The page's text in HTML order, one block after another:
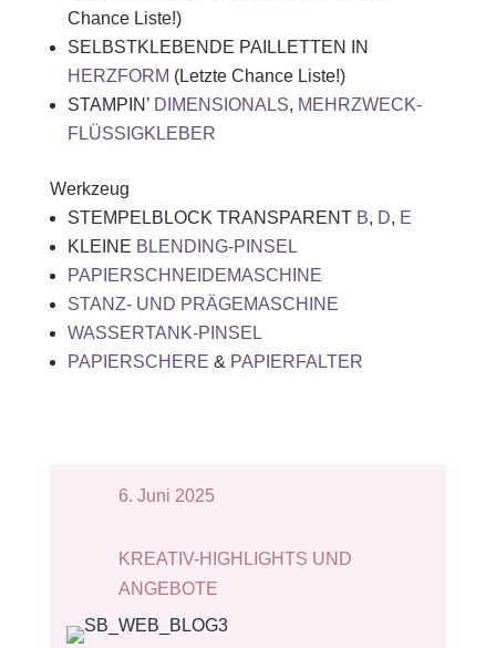
Chance Liste!)
SELBSTKLEBENDE PAILLETTEN IN
HERZFORM (Letzte Chance Liste!)
STAMPIN’ DIMENSIONALS, MEHRZWECK-
FLÜSSIGKLEBER
Werkzeug
STEMPELBLOCK TRANSPARENT B, D, E
KLEINE BLENDING-PINSEL
PAPIERSCHNEIDEMASCHINE
STANZ- UND PRÄGEMASCHINE
WASSERTANK-PINSEL
PAPIERSCHERE & PAPIERFALTER
6. Juni 2025
KREATIV-HIGHLIGHTS UND
ANGEBOTE